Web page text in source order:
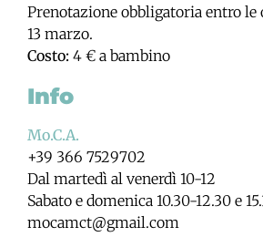
Prenotazione obbligatoria entro le
13 marzo.
Costo: 4 € a bambino
Info
Mo.C.A.
+39 366 7529702
Dal martedì al venerdì 10-12
Sabato e domenica 10.30-12.30 e
mocamct@gmail.com